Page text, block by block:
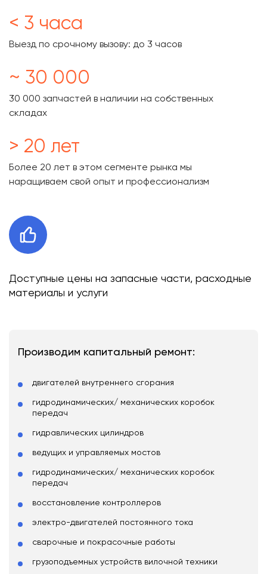
< 3 часа
Выезд по срочному вызову: до 3 часов
~ 30 000
30 000 запчастей в наличии на собственных
складах
> 20 лет
Более 20 лет в этом сегменте рынка мы
наращиваем свой опыт и профессионализм
Доступные цены на запасные части, расходные
материалы и услуги
Производим капитальный ремонт:
двигателей внутреннего сгорания
гидродинамических/ механических коробок
передач
гидравлических цилиндров
ведущих и управляемых мостов
гидродинамических/ механических коробок
передач
восстановление контроллеров
электро-двигателей постоянного тока
сварочные и покрасочные работы
грузоподъемных устройств вилочной техники